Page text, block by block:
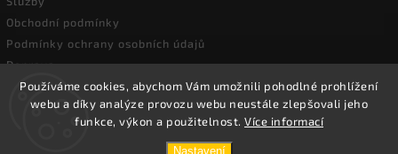
Používáme cookies, abychom Vám umožnili pohodlné prohlížení
webu a díky analýze provozu webu neustále zlepšovali jeho
funkce, výkon a použitelnost. Více informací
Nastavení
Obchodní podmínky
Podmínky ochrany osobních údajů
Doprava
Blog zahradní techniky
Žižka R&F s.r.o.. Všechna práva vyhrazena.